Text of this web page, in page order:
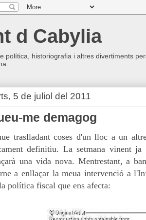
d Cabylia
política, historiografia i altres divertiments
5 de juliol del 2011
me demagog
traslladant coses d'un lloc a un
definitiu. La setmana vinent
una vida nova. Mentrestant, a
a enllaçar la meua intervenció a
política fiscal que ens afecta: